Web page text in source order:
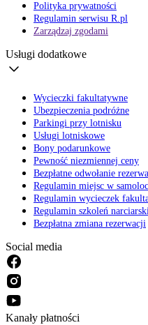
Polityka prywatności
Regulamin serwisu R.pl
Zarządzaj zgodami
Usługi dodatkowe
Wycieczki fakultatywne
Ubezpieczenia podróżne
Parkingi przy lotnisku
Usługi lotniskowe
Bony podarunkowe
Pewność niezmiennej ceny
Bezpłatne odwołanie
Regulamin miejsc w
Regulamin wycieczek
Regulamin szkoleń
Bezpłatna zmiana rezerwacji
Social media
Kanały płatności